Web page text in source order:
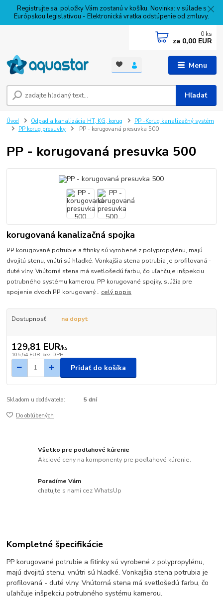
Registrujte sa, položky Vám zostanú v košíku. Novinka: v súlade s
Európskou legislatívou - Elektronická vratka odstúpenie od zmluvy.
Menu
Hľadať
0 ks
za 0,00 EUR
Úvod Odpad a kanalizácia HT, KG, korug
PP -Korug kanalizačný systém
PP korug presuvky
PP - korugovaná presuvka 500
PP - korugovaná presuvka 500
korugovaná kanalizačná spojka
PP korugované potrubie a fitinky sú vyrobené z polypropylénu, majú
dvojitú stenu, vnútri sú hladké. Vonkajšia stena potrubia je profilovaná -
duté vlny. Vnútorná stena má svetlošedú farbu, čo uľahčuje inšpekciu
potrubného systému kamerou. PP korugované spojky, slúžia pre
spojenie dvoch PP korugovaný... celý popis
Dostupnosť na dopyt
129,81 EUR/ks
105,54 EUR bez DPH
Pridať do košíka
Skladom u dodávateľa: 5 dní
Do obľúbených
Všetko pre podlahové kúrenie
Akciové ceny na komponenty pre podlahové kúrenie.
Poradíme Vám
chatujte s nami cez WhatsUp
Kompletné špecifikácie
PP korugované potrubie a fitinky sú vyrobené z polypropylénu,
majú dvojitú stenu, vnútri sú hladké. Vonkajšia stena potrubia je
profilovaná - duté vlny. Vnútorná stena má svetlošedú farbu, čo
uľahčuje inšpekciu potrubného systému kamerou.